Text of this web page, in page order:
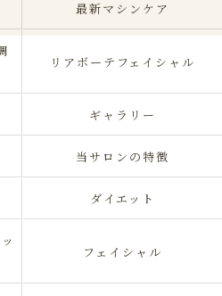
最新マシンケア
リアボーテフェイシャル
ギャラリー
当サロンの特徴
ダイエット
フェイシャル